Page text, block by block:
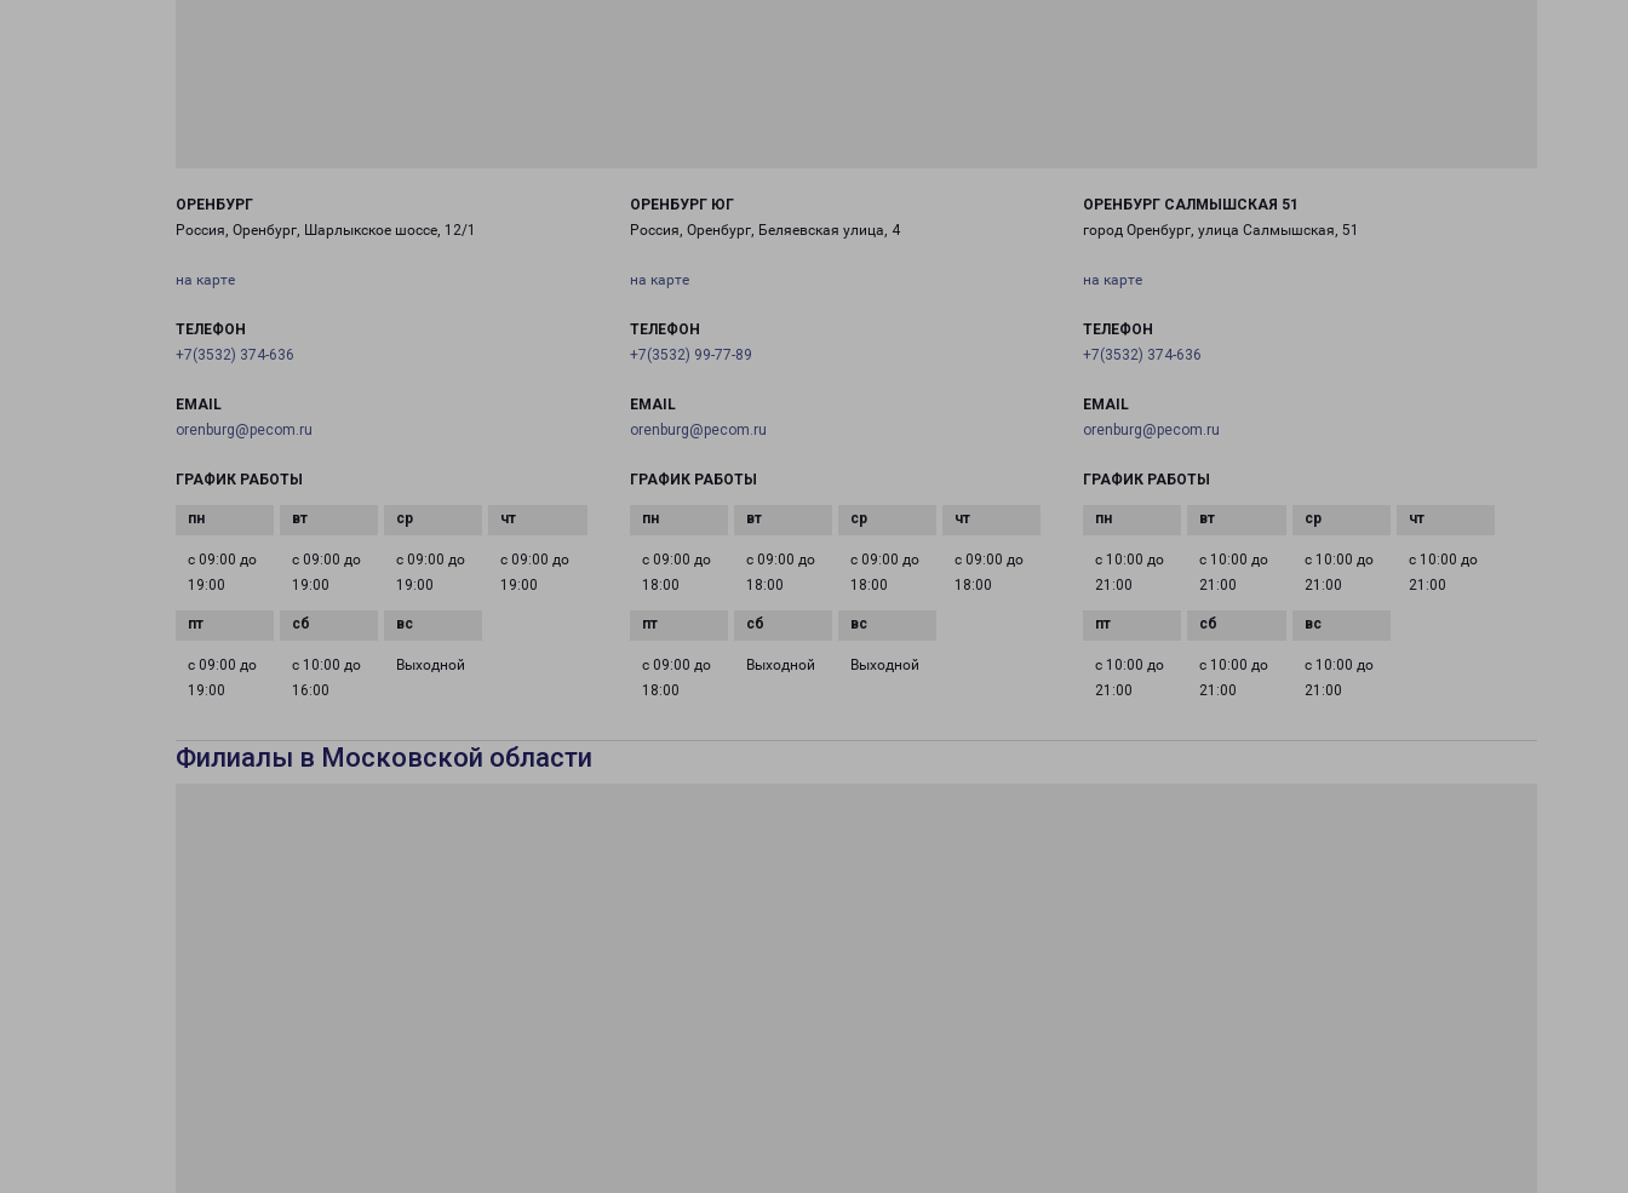
ОРЕНБУРГ
Россия, Оренбург, Шарлыкское шоссе, 12/1
на карте
ТЕЛЕФОН
+7(3532) 374-636
EMAIL
orenburg@pecom.ru
ГРАФИК РАБОТЫ
с 09:00 до
19:00
с 09:00 до
19:00
с 09:00 до
19:00
с 09:00 до
19:00
с 09:00 до
19:00
с 10:00 до
16:00
Выходной
ОРЕНБУРГ ЮГ
Россия, Оренбург, Беляевская улица, 4
на карте
ТЕЛЕФОН
+7(3532) 99-77-89
EMAIL
orenburg@pecom.ru
ГРАФИК РАБОТЫ
с 09:00 до
18:00
с 09:00 до
18:00
с 09:00 до
18:00
с 09:00 до
18:00
с 09:00 до
18:00
Выходной Выходной
ОРЕНБУРГ САЛМЫШСКАЯ 51
город Оренбург, улица Салмышская, 51
на карте
ТЕЛЕФОН
+7(3532) 374-636
EMAIL
orenburg@pecom.ru
ГРАФИК РАБОТЫ
с 10:00 до
21:00
с 10:00 до
21:00
с 10:00 до
21:00
с 10:00 до
21:00
с 10:00 до
21:00
с 10:00 до
21:00
с 10:00 до
21:00
Филиалы в Московской области